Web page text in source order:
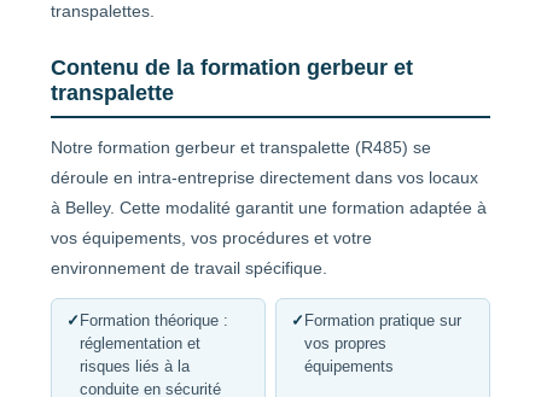
transpalettes.
Contenu de la formation gerbeur et
transpalette
Notre formation gerbeur et transpalette (R485) se
déroule en intra-entreprise directement dans vos locaux
à Belley. Cette modalité garantit une formation adaptée à
vos équipements, vos procédures et votre
environnement de travail spécifique.
✓ Formation théorique :
réglementation et
risques liés à la
conduite en sécurité
✓ Formation pratique sur
vos propres
équipements